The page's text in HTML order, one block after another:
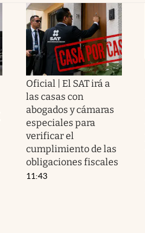
Oficial | El SAT irá a
las casas con
abogados y cámaras
especiales para
verificar el
cumplimiento de las
obligaciones fiscales
11:43